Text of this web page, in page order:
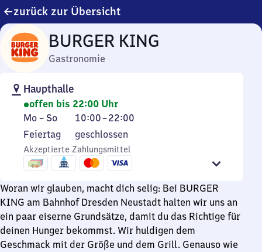
zurück zur Übersicht
BURGER KING
Gastronomie
Haupthalle
offen bis 22:00 Uhr
Montag
bis
Sonntag
Mo – So 10:00–22:00
Von
10
Uhr
bis
22
Uhr
Feiertag
Feiertag geschlossen
Akzeptierte Zahlungsmittel
Woran wir glauben, macht dich selig: Bei BURGER
KING am Bahnhof Dresden Neustadt halten wir uns an
ein paar eiserne Grundsätze, damit du das Richtige für
deinen Hunger bekommst. Wir huldigen dem
Geschmack mit der Größe und dem Grill. Genauso wie